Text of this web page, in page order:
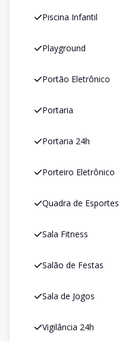
Piscina Infantil
Playground
Portão Eletrônico
Portaria
Portaria 24h
Porteiro Eletrônico
Quadra de Esportes
Sala Fitness
Salão de Festas
Sala de Jogos
Vigilância 24h